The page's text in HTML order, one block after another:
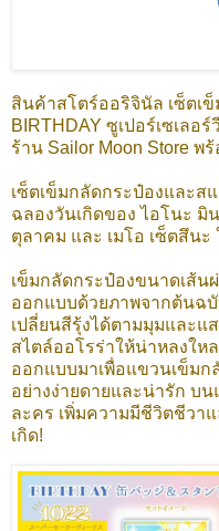
สินค้าสโตร์ออริจินัล เซ็ตเ
BIRTHDAY ซูเปอร์เซเลอ
ร้าน Sailor Moon Store พ
เซ็ตเข็มกลัดกระป๋องและส
ฉลองวันเกิดของ ไอโนะ มิ
ตุลาคม และ เมโอ เซ็ตสึน
เข็มกลัดกระป๋องขนาดเส้น
ออกแบบด้วยภาพจากต้นฉ
เปลี่ยนสีรุ้งได้ตามมุมและแ
สไตล์ออโรร่าให้น่าหลงให
ออกแบบมาเพื่อแขวนเข็ม
อย่างง่ายดายและน่ารัก บ
ละคร เพิ่มความมีชีวิตชีวา
เกิด!